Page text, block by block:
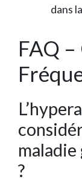
dans
FAQ
maladie
?